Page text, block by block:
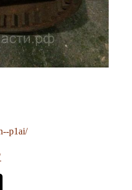
p1ai/